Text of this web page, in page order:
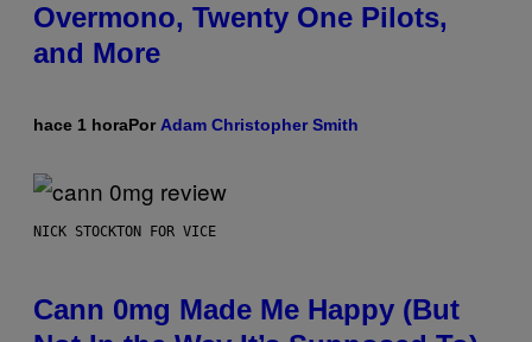
Overmono, Twenty One Pilots,
and More
hace 1 horaPorAdam Christopher Smith
NICK STOCKTON FOR VICE
Cann 0mg Made Me Happy (But